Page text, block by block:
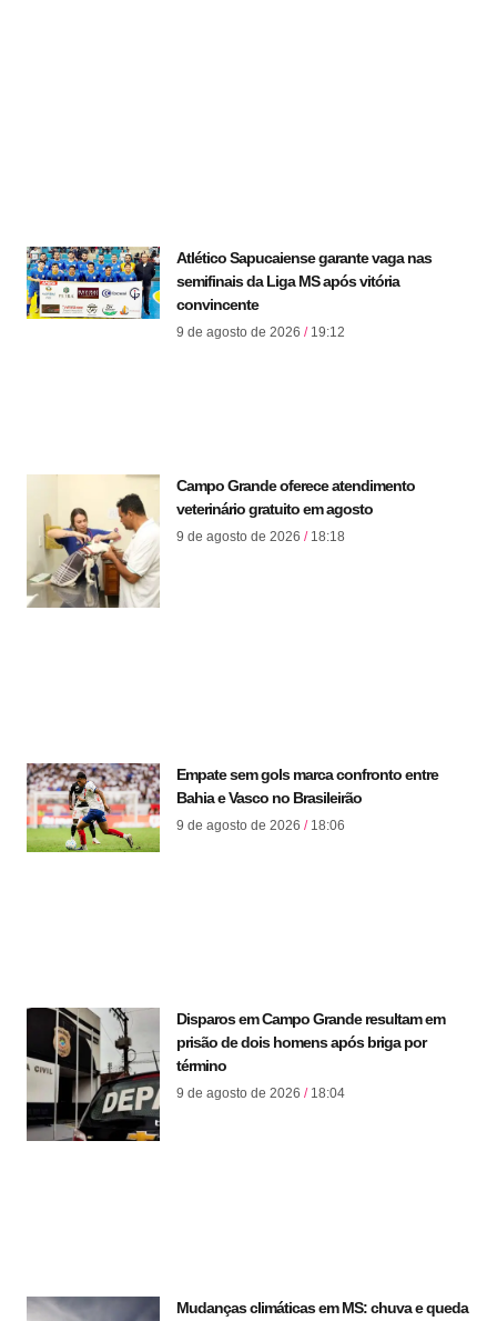
Atlético Sapucaiense garante vaga nas
semifinais da Liga MS após vitória
convincente
9 de agosto de 2026 19:12
Campo Grande oferece atendimento
veterinário gratuito em agosto
9 de agosto de 2026 18:18
Empate sem gols marca confronto entre
Bahia e Vasco no Brasileirão
9 de agosto de 2026 18:06
Disparos em Campo Grande resultam em
prisão de dois homens após briga por
término
9 de agosto de 2026 18:04
Mudanças climáticas em MS: chuva e queda